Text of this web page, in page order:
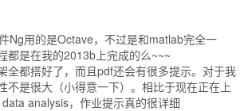
Ng用的是Octave，不过是和matlab完全一
都是在我的2013b上完成的么~~~
全都搭好了，而且pdf还会有很多提示。对于我
不是很大（小得意一下）。相比于现在正在上
analysis，作业提示真的很详细